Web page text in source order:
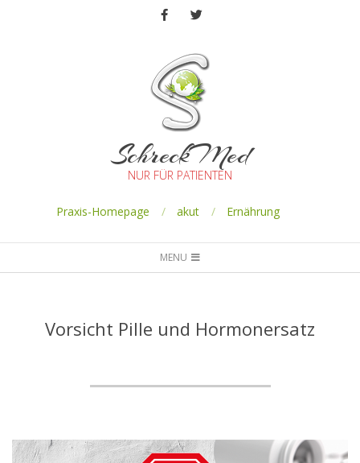
SchreckMed
NUR FÜR PATIENTEN
Praxis-Homepage akut Ernährung
MENU
Vorsicht Pille und Hormonersatz